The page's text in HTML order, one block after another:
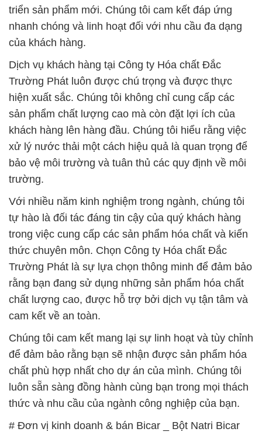
triển sản phẩm mới. Chúng tôi cam kết đáp ứng
nhanh chóng và linh hoạt đối với nhu cầu đa dạng
của khách hàng.
Dịch vụ khách hàng tại Công ty Hóa chất Đắc
Trường Phát luôn được chú trọng và được thực
hiện xuất sắc. Chúng tôi không chỉ cung cấp các
sản phẩm chất lượng cao mà còn đặt lợi ích của
khách hàng lên hàng đầu. Chúng tôi hiểu rằng việc
xử lý nước thải một cách hiệu quả là quan trọng để
bảo vệ môi trường và tuân thủ các quy định về môi
trường.
Với nhiều năm kinh nghiệm trong ngành, chúng tôi
tự hào là đối tác đáng tin cậy của quý khách hàng
trong việc cung cấp các sản phẩm hóa chất và kiến
thức chuyên môn. Chọn Công ty Hóa chất Đắc
Trường Phát là sự lựa chọn thông minh để đảm bảo
rằng bạn đang sử dụng những sản phẩm hóa chất
chất lượng cao, được hỗ trợ bởi dịch vụ tận tâm và
cam kết về an toàn.
Chúng tôi cam kết mang lại sự linh hoạt và tùy chỉnh
để đảm bảo rằng bạn sẽ nhận được sản phẩm hóa
chất phù hợp nhất cho dự án của mình. Chúng tôi
luôn sẵn sàng đồng hành cùng bạn trong mọi thách
thức và nhu cầu của ngành công nghiệp của bạn.
# Đơn vị kinh doanh & bán Bicar _ Bột Natri Bicar